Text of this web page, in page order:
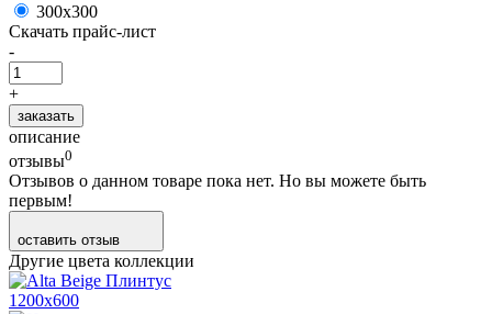
300х300
Скачать прайс-лист
-
+
заказать
описание
отзывы0
Отзывов о данном товаре пока нет. Но вы можете быть
первым!
оставить отзыв
Другие цвета коллекции
1200х600